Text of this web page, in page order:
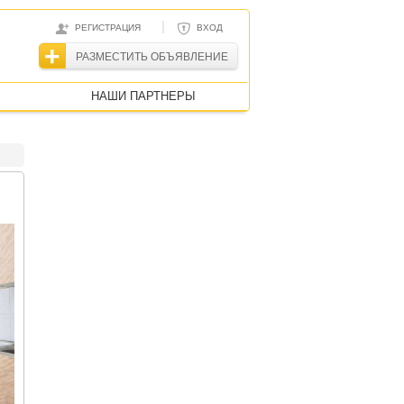
РЕГИСТРАЦИЯ | ВХОД
РАЗМЕСТИТЬ ОБЪЯВЛЕНИЕ
НАШИ ПАРТНЕРЫ